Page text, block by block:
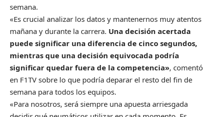
semana.
«Es crucial analizar los datos y mantenernos muy atentos
mañana y durante la carrera. Una decisión acertada
puede significar una diferencia de cinco segundos,
mientras que una decisión equivocada podría
significar quedar fuera de la competencia», comentó
en F1TV sobre lo que podría deparar el resto del fin de
semana para todos los equipos.
«Para nosotros, será siempre una apuesta arriesgada